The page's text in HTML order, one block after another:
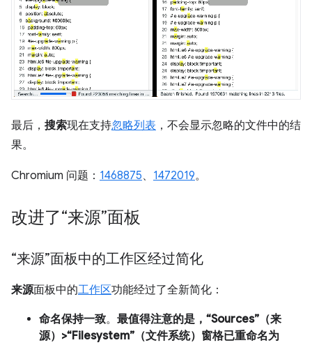
最后， 搜索现在支持忽略列表 ，不会显示忽略的文件中的结
果。
Chromium 问题： 1468875、 1472019。
改进了“来源”面板
“来源”面板中的工作区经过简化
来源面板中的工作区功能经过了全新简化：
命名保持一致。 最值得注意的是，“Sources”（来
源）>“Filesystem”（文件系统）窗格已重命名为